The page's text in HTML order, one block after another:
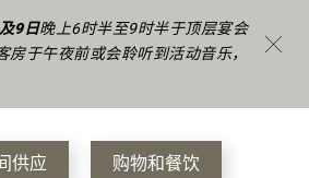
供应 购物和餐饮
9日晚上6时半至9时半于顶层宴会
于午夜前或会聆听到活动音乐，